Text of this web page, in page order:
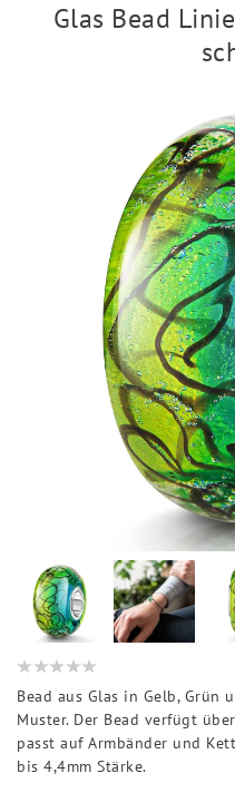
Glas Bead
Bead aus Glas in Gelb, Grün
Muster. Der Bead verfügt
passt auf Armbänder und
bis 4,4mm Stärke.